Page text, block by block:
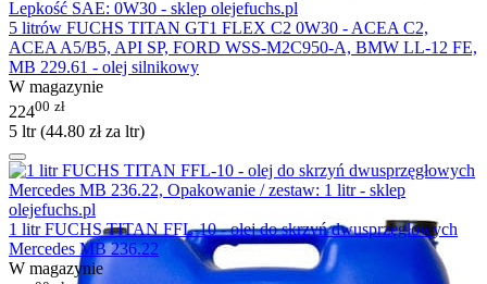
5 litrów FUCHS TITAN GT1 FLEX C2 0W30 - ACEA C2,
ACEA A5/B5, API SP, FORD WSS-M2C950-A, BMW LL-12 FE,
MB 229.61 - olej silnikowy
W magazynie
22400 zł
5 ltr (44.80 złza ltr)
1 litr FUCHS TITAN FFL-10 - olej do skrzyń dwusprzęgłowych
Mercedes MB 236.22
W magazynie